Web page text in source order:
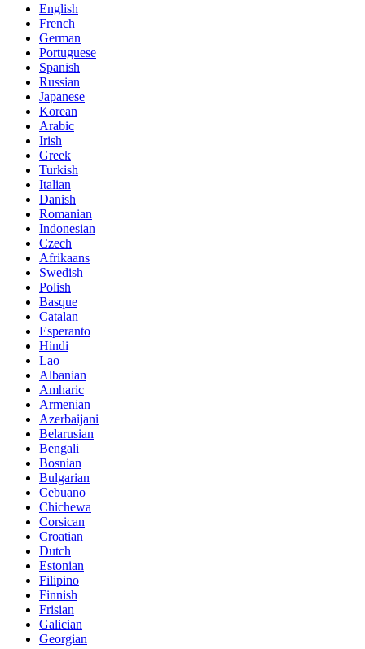
English
French
German
Portuguese
Spanish
Russian
Japanese
Korean
Arabic
Irish
Greek
Turkish
Italian
Danish
Romanian
Indonesian
Czech
Afrikaans
Swedish
Polish
Basque
Catalan
Esperanto
Hindi
Lao
Albanian
Amharic
Armenian
Azerbaijani
Belarusian
Bengali
Bosnian
Bulgarian
Cebuano
Chichewa
Corsican
Croatian
Dutch
Estonian
Filipino
Finnish
Frisian
Galician
Georgian